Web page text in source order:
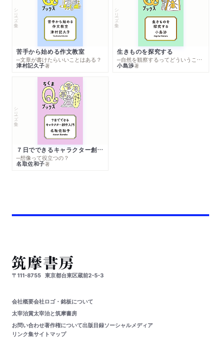
シリーズ・全集
苦手から始める作文教室
─文章が書けたらいいことはある？
津村記久子著
シリーズ・全集
生きものを探究する
─自然を観察するってどういうこと？
小島渉著
シリーズ・全集
７日でできるキャラクター創作入門
─想像って役立つの？
名取佐和子著
〒111-8755 東京都台東区蔵前2-5-3
会社概要会社ロゴ・銘板について
太宰治賞太宰治と筑摩書房
お問い合わせ著作権について出版目録ソーシャルメディア
リンク集サイトマップ